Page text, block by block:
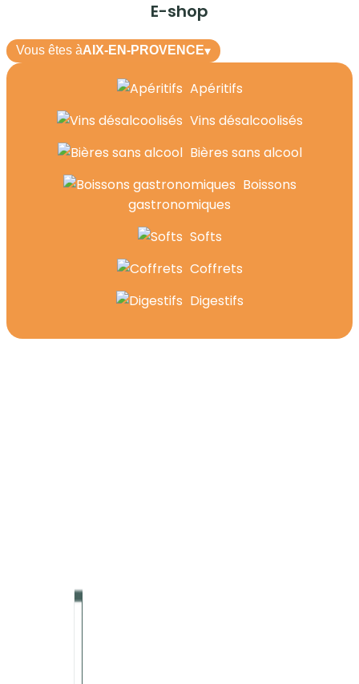
E-shop
Vous êtes àAIX-EN-PROVENCE▾
Apéritifs
Vins désalcoolisés
Bières sans alcool
Boissons
gastronomiques
Softs
Coffrets
Digestifs